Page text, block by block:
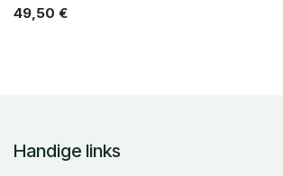
49,50 €
Handige links